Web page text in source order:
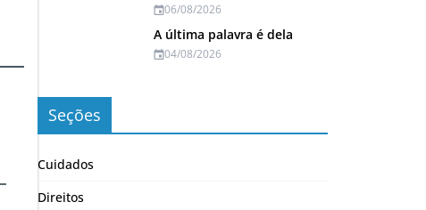
06/08/2026
A última palavra é dela
04/08/2026
Seções
Cuidados
Direitos